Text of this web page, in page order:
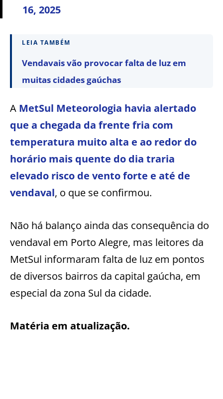
16, 2025
LEIA TAMBÉM
Vendavais vão provocar falta de luz em
muitas cidades gaúchas
A MetSul Meteorologia havia alertado
que a chegada da frente fria com
temperatura muito alta e ao redor do
horário mais quente do dia traria
elevado risco de vento forte e até de
vendaval, o que se confirmou.
Não há balanço ainda das consequência do
vendaval em Porto Alegre, mas leitores da
MetSul informaram falta de luz em pontos
de diversos bairros da capital gaúcha, em
especial da zona Sul da cidade.
Matéria em atualização.